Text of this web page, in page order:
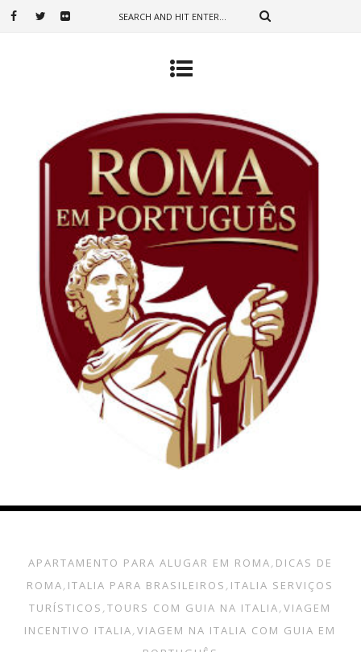
APARTAMENTO PARA ALUGAR EM ROMA, DICAS DE
ROMA, ITALIA PARA BRASILEIROS , ITALIA SERVIÇOS
TURÍSTICOS ,TOURS COM GUIA NA ITALIA,VIAGEM
INCENTIVO ITALIA,VIAGEM NA ITALIA COM GUIA EM